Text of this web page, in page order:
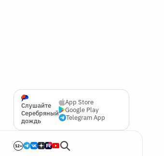
Слушайте
Серебряный
дождь
App Store
Google Play
Telegram App
12+